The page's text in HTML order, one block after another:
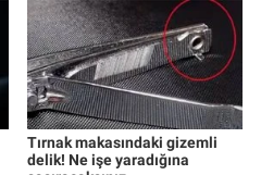
Tırnak makasındaki gizemli
delik! Ne işe yaradığına